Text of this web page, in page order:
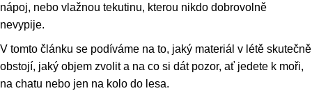
nápoj, nebo vlažnou tekutinu, kterou nikdo dobrovolně
nevypije.
V tomto článku se podíváme na to, jaký materiál v létě skutečně
obstojí, jaký objem zvolit a na co si dát pozor, ať jedete k moři,
na chatu nebo jen na kolo do lesa.